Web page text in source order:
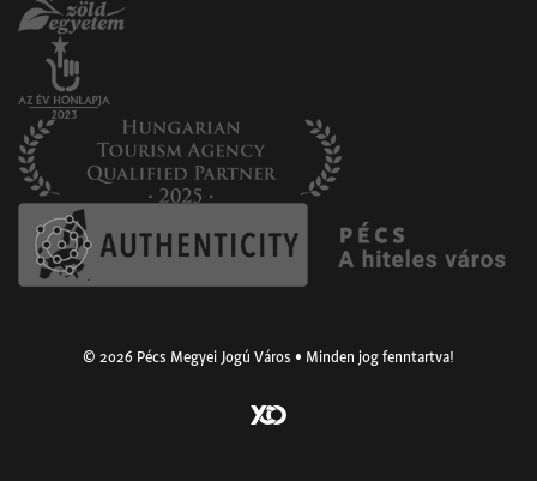
© 2026 Pécs Megyei Jogú Város • Minden jog fenntartva!